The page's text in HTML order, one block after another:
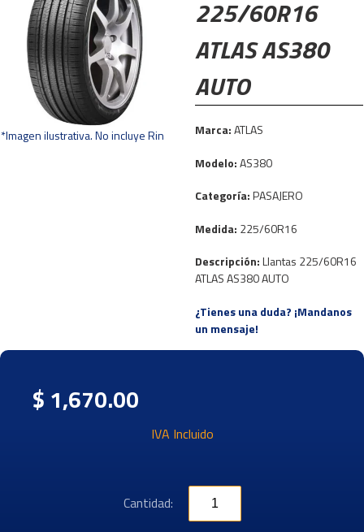
*Imagen ilustrativa. No incluye Rin
225/60R16
ATLAS AS380
AUTO
Marca:ATLAS
Modelo:AS380
Categoría:PASAJERO
Medida: 225/60R16
Descripción:Llantas 225/60R16
ATLAS AS380 AUTO
¿Tienes una duda? ¡Mandanos
un mensaje!
$ 1,670.00
IVA Incluido
Cantidad: